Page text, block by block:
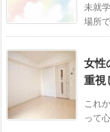
未就
場所
女性
重視
これ
って